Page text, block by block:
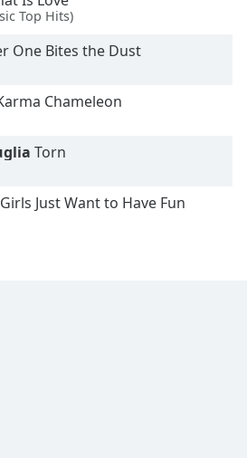
Top Hits)
One Bites the Dust
Chameleon
Torn
Girls Just Want to Have Fun